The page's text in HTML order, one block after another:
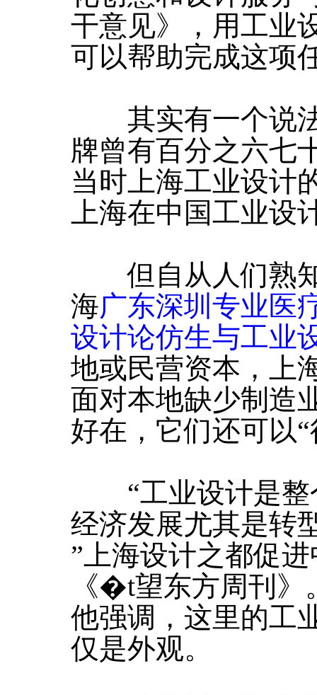
干意见》，用工业
可以帮助完成这项
其实有一个说法
牌曾有百分之六七
当时上海工业设计
上海在中国工业设
但自从人们熟知
海广东深圳专业医
设计论仿生与工业
地或民营资本，上
面对本地缺少制造
好在，它们还可以
“工业设计是整
经济发展尤其是转
”上海设计之都促
《�t望东方周刊》
他强调，这里的工
仅是外观。